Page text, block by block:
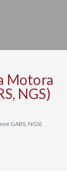
Motora
NGS)
GARS, NGS)